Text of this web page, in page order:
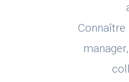
Connaître